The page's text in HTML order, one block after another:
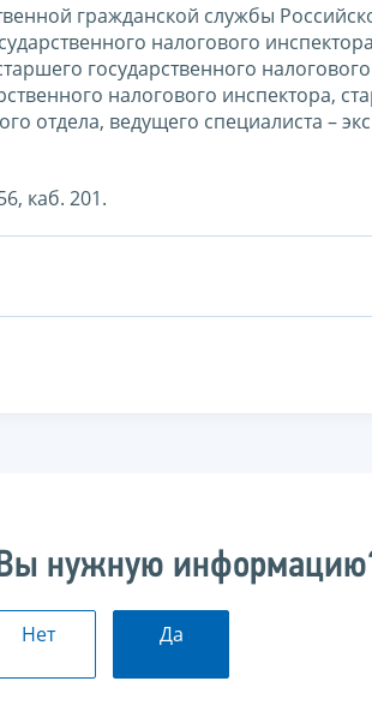
гражданской службы
налогового
государственного налогового
налогового инспектора,
отдела, ведущего специалиста –
каб. 201.
нужную
Нет Да